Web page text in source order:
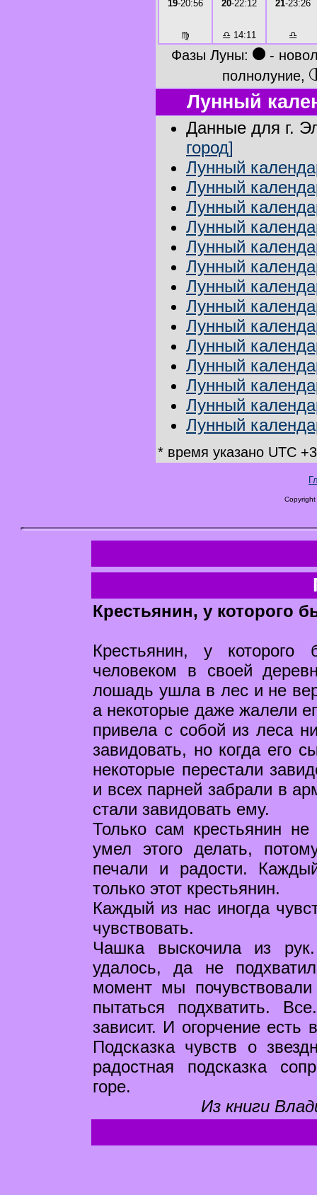
19-20:56
♍
20-22:12
♎ 14:11
21-23:26
♎
Фазы Луны: ● -
полнолуние,
Лунный
Данные для г.
город]
Лунный
Лунный
Лунный
Лунный
Лунный
Лунный
Лунный
Лунный
Лунный
Лунный
Лунный
Лунный
Лунный
Лунный
* время указано UTC
Крестьянин, у которого
Крестьянин, у
человеком в своей
лошадь ушла в лес и не
а некоторые даже жалели
привела с собой из леса
завидовать, но когда его
некоторые перестали
и всех парней забрали в
стали завидовать ему.
Только сам крестьянин
умел этого делать,
печали и радости.
только этот крестьянин.
Каждый из нас иногда
чувствовать.
Чашка выскочила из
удалось, да не
момент мы
пытаться подхватить.
зависит. И огорчение есть
Подсказка чувств о
радостная подсказка
горе.
Из книги